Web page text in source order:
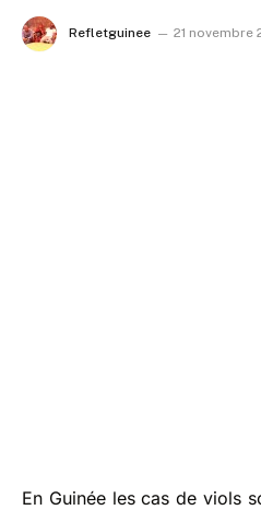
Refletguinee 21 novembre
En Guinée les cas de viols